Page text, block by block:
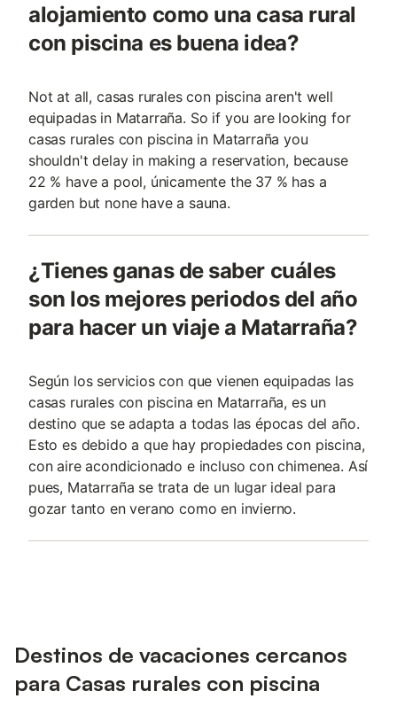
alojamiento como una casa rural
con piscina es buena idea?
Not at all, casas rurales con piscina aren't well
equipadas in Matarraña. So if you are looking for
casas rurales con piscina in Matarraña you
shouldn't delay in making a reservation, because
22 % have a pool, únicamente the 37 % has a
garden but none have a sauna.
¿Tienes ganas de saber cuáles
son los mejores periodos del año
para hacer un viaje a Matarraña?
Según los servicios con que vienen equipadas las
casas rurales con piscina en Matarraña, es un
destino que se adapta a todas las épocas del año.
Esto es debido a que hay propiedades con piscina,
con aire acondicionado e incluso con chimenea. Así
pues, Matarraña se trata de un lugar ideal para
gozar tanto en verano como en invierno.
Destinos de vacaciones cercanos
para Casas rurales con piscina